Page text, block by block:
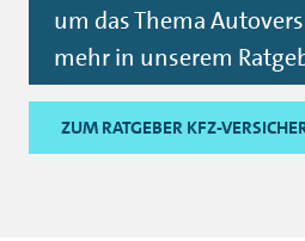
um das Thema
mehr in unserem
ZUM RATGEBER KFZ-